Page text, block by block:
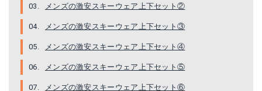
メンズの激安スキーウェア上下セット②
メンズの激安スキーウェア上下セット③
メンズの激安スキーウェア上下セット④
メンズの激安スキーウェア上下セット⑤
メンズの激安スキーウェア上下セット⑥
Yahoo!ショッピングで見る Yahoo!ショッピングで見る